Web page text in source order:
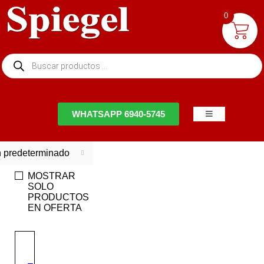
WHATSAPP 6940-5745
predeterminado
MOSTRAR
SOLO
PRODUCTOS
EN OFERTA
0